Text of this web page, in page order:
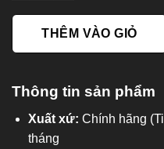
THÊM VÀO GIỎ
Thông tin sản phẩm
Xuất xứ: Chính hãng
tháng